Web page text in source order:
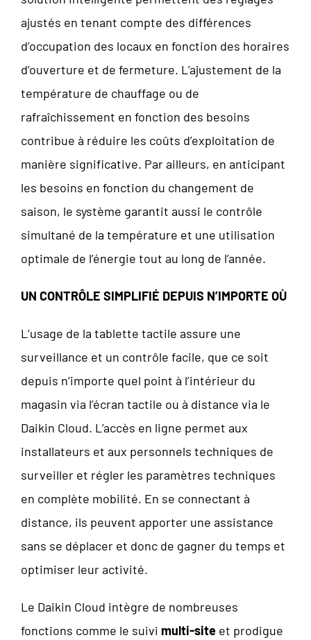
ajustés en tenant compte des différences
d’occupation des locaux en fonction des horaires
d’ouverture et de fermeture. L’ajustement de la
température de chauffage ou de
rafraîchissement en fonction des besoins
contribue à réduire les coûts d’exploitation de
manière significative. Par ailleurs, en anticipant
les besoins en fonction du changement de
saison, le système garantit aussi le contrôle
simultané de la température et une utilisation
optimale de l’énergie tout au long de l’année.
UN CONTRÔLE SIMPLIFIÉ DEPUIS N’IMPORTE OÙ
L’usage de la tablette tactile assure une
surveillance et un contrôle facile, que ce soit
depuis n’importe quel point à l’intérieur du
magasin via l’écran tactile ou à distance via le
Daikin Cloud. L’accès en ligne permet aux
installateurs et aux personnels techniques de
surveiller et régler les paramètres techniques
en complète mobilité. En se connectant à
distance, ils peuvent apporter une assistance
sans se déplacer et donc de gagner du temps et
optimiser leur activité.
Le Daikin Cloud intègre de nombreuses
fonctions comme le suivi multi-site et prodigue